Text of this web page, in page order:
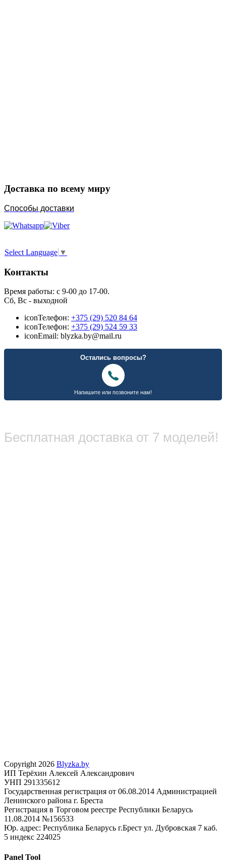
Доставка по всему миру
Способы доставки
Select Language ▼
Контакты
Время работы: с 9-00 до 17-00.
Сб, Вс - выходной
iconТелефон: +375 (29) 520 84 64
iconТелефон: +375 (29) 524 59 33
iconEmail: blyzka.by@mail.ru
Бесплатная доставка от 7 моделей!
Copyright 2026 Blyzka.by
ИП Терёхин Алексей Александрович
УНП 291335612
Государственная регистрация от 06.08.2014 Администрацией
Ленинского района г. Бреста
Регистрация в Торговом реестре Республики Беларусь
11.08.2014 №156533
Юр. адрес: Республика Беларусь г.Брест ул. Дубровская 7 каб.
5 индекс 224025
Panel Tool